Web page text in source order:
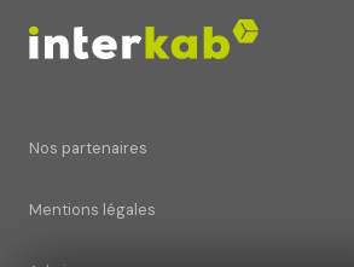
Nos partenaires
Mentions légales